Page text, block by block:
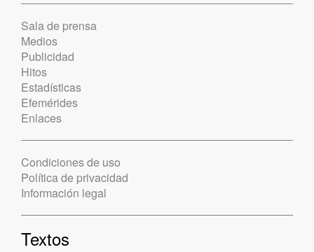
Sala de prensa
Medios
Publicidad
Hitos
Estadísticas
Efemérides
Enlaces
Condiciones de uso
Política de privacidad
Información legal
Textos